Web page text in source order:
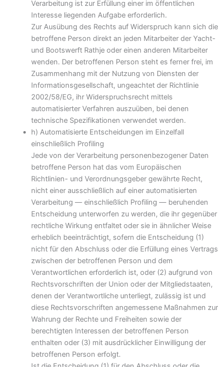
Verarbeitung ist zur Erfüllung einer im öffentlichen
Interesse liegenden Aufgabe erforderlich.
Zur Ausübung des Rechts auf Widerspruch kann sich die
betroffene Person direkt an jeden Mitarbeiter der Yacht-
und Bootswerft Rathje oder einen anderen Mitarbeiter
wenden. Der betroffenen Person steht es ferner frei, im
Zusammenhang mit der Nutzung von Diensten der
Informationsgesellschaft, ungeachtet der Richtlinie
2002/58/EG, ihr Widerspruchsrecht mittels
automatisierter Verfahren auszuüben, bei denen
technische Spezifikationen verwendet werden.
h) Automatisierte Entscheidungen im Einzelfall
einschließlich Profiling
Jede von der Verarbeitung personenbezogener Daten
betroffene Person hat das vom Europäischen
Richtlinien- und Verordnungsgeber gewährte Recht,
nicht einer ausschließlich auf einer automatisierten
Verarbeitung — einschließlich Profiling — beruhenden
Entscheidung unterworfen zu werden, die ihr gegenüber
rechtliche Wirkung entfaltet oder sie in ähnlicher Weise
erheblich beeinträchtigt, sofern die Entscheidung (1)
nicht für den Abschluss oder die Erfüllung eines Vertrags
zwischen der betroffenen Person und dem
Verantwortlichen erforderlich ist, oder (2) aufgrund von
Rechtsvorschriften der Union oder der Mitgliedstaaten,
denen der Verantwortliche unterliegt, zulässig ist und
diese Rechtsvorschriften angemessene Maßnahmen zur
Wahrung der Rechte und Freiheiten sowie der
berechtigten Interessen der betroffenen Person
enthalten oder (3) mit ausdrücklicher Einwilligung der
betroffenen Person erfolgt.